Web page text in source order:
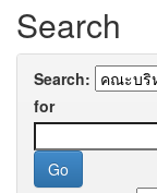
Search
Search:
for